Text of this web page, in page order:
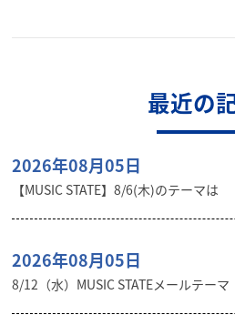
最近の
2026年08月05日
【MUSIC STATE】8/6(木)のテーマは
2026年08月05日
8/12（水）MUSIC STATEメールテーマ